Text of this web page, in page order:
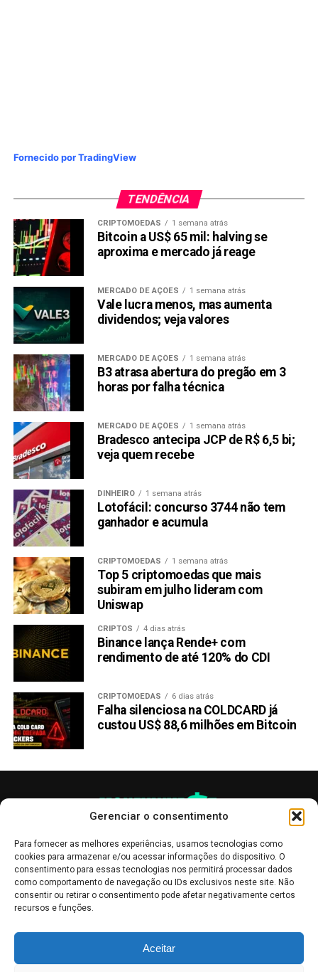
Gerenciar o consentimento
Para fornecer as melhores experiências, usamos tecnologias como
cookies para armazenar e/ou acessar informações do dispositivo. O
consentimento para essas tecnologias nos permitirá processar dados
como comportamento de navegação ou IDs exclusivos neste site. Não
consentir ou retirar o consentimento pode afetar negativamente certos
recursos e funções.
Aceitar
Fornecido por TradingView
TENDÊNCIA
CRIPTOMOEDAS 1 semana atrás
Bitcoin a US$ 65 mil: halving se
aproxima e mercado já reage
MERCADO DE AÇÕES 1 semana atrás
Vale lucra menos, mas aumenta
dividendos; veja valores
MERCADO DE AÇÕES 1 semana atrás
B3 atrasa abertura do pregão em 3
horas por falha técnica
MERCADO DE AÇÕES 1 semana atrás
Bradesco antecipa JCP de R$ 6,5 bi;
veja quem recebe
DINHEIRO 1 semana atrás
Lotofácil: concurso 3744 não tem
ganhador e acumula
CRIPTOMOEDAS 1 semana atrás
Top 5 criptomoedas que mais
subiram em julho lideram com
Uniswap
CRIPTOS 4 dias atrás
Binance lança Rende+ com
rendimento de até 120% do CDI
CRIPTOMOEDAS 6 dias atrás
Falha silenciosa na COLDCARD já
custou US$ 88,6 milhões em Bitcoin
informativo, servindo como boletins de divulgação, e não devem ser
interpretadas como recomendações de investimento.Leia mais